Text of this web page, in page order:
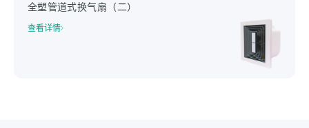
全塑管道式换气扇（二）
查看详情